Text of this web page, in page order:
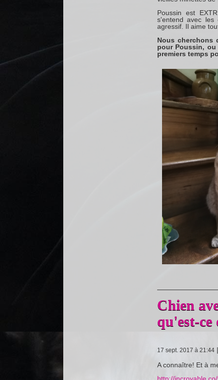
Poussin est
s'entend avec
agressif. Il aime
Nous cherchons
pour Poussin,
premiers temps
Chien
qu'est-ce
17 sept. 2017 à 21:44
A connaître! Et à
http://